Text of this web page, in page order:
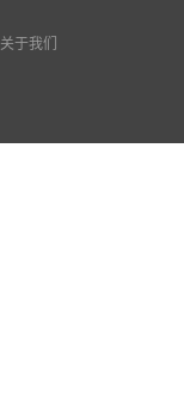
关于我们